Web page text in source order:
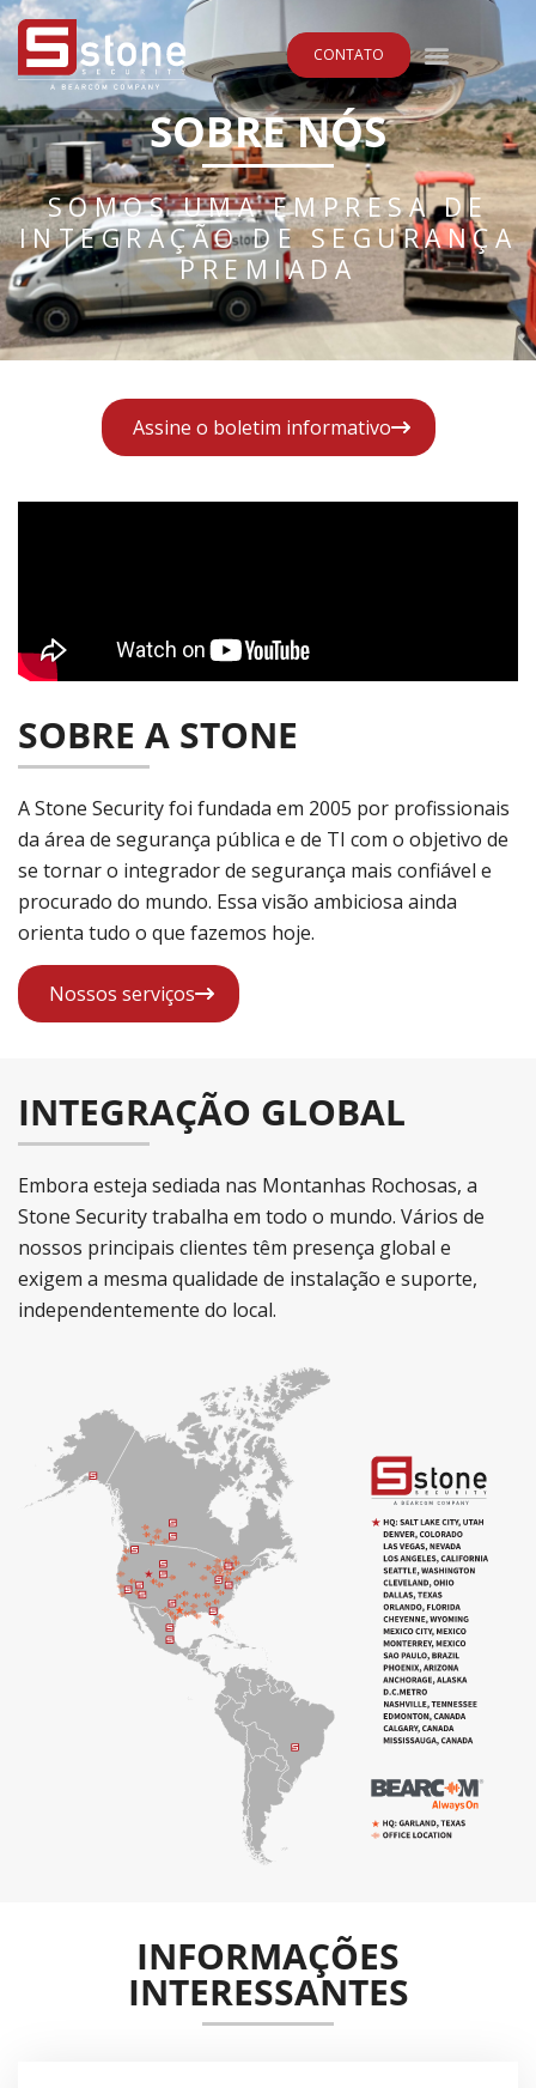
CONTATO
SOBRE NÓS
SOMOS UMA EMPRESA DE
INTEGRAÇÃO DE SEGURANÇA
PREMIADA
Assine o boletim informativo
SOBRE A STONE
A Stone Security foi fundada em 2005 por profissionais
da área de segurança pública e de TI com o objetivo de
se tornar o integrador de segurança mais confiável e
procurado do mundo. Essa visão ambiciosa ainda
orienta tudo o que fazemos hoje.
Nossos serviços
INTEGRAÇÃO GLOBAL
Embora esteja sediada nas Montanhas Rochosas, a
Stone Security trabalha em todo o mundo. Vários de
nossos principais clientes têm presença global e
exigem a mesma qualidade de instalação e suporte,
independentemente do local.
INFORMAÇÕES
INTERESSANTES